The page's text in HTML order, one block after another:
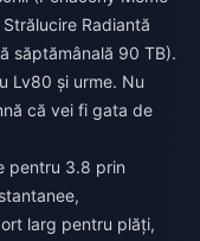
Radiantă
săptămânală 90 TB).
Lv80 și urme. Nu
că vei fi gata de
pentru 3.8 prin
larg pentru plăți,